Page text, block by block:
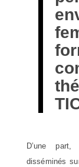
D’une part,
disséminés